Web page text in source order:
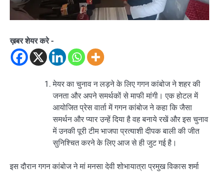
ख़बर शेयर करे -
मेयर का चुनाव न लड़ने के लिए गगन कांबोज ने शहर की
जनता और अपने समर्थकों से माफी मांगी। एक होटल में
आयोजित प्रेस वार्ता में गगन कांबोज ने कहा कि जैसा
समर्थन और प्यार उन्हें दिया है वह बनाये रखें और इस चुनाव
में उनकी पूरी टीम भाजपा प्रत्याशी दीपक बाली की जीत
सुनिश्चित करने के लिए आज से ही जुट गई है।
इस दौरान गगन कांबोज ने मां मनसा देवी शोभायात्रा प्रमुख विकास शर्मा